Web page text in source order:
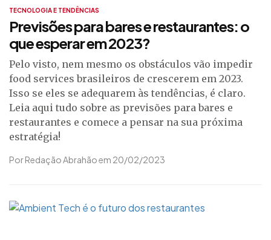
TECNOLOGIA E TENDÊNCIAS
Previsões para bares e restaurantes: o
que esperar em 2023?
Pelo visto, nem mesmo os obstáculos vão impedir
food services brasileiros de crescerem em 2023.
Isso se eles se adequarem às tendências, é claro.
Leia aqui tudo sobre as previsões para bares e
restaurantes e comece a pensar na sua próxima
estratégia!
Por Redação Abrahão em 20/02/2023